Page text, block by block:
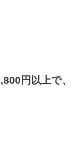
円以上で、